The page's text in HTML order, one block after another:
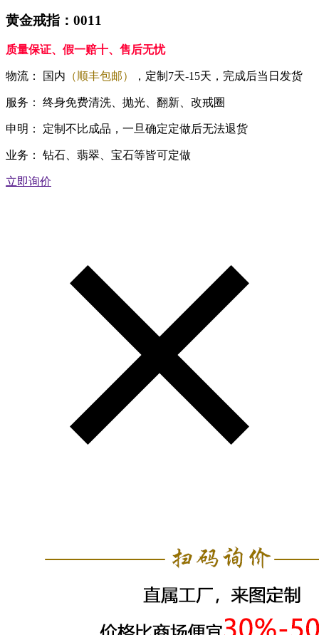
黄金戒指：0011
质量保证、假一赔十、售后无忧
物流： 国内 （顺丰包邮） ，定制7天-15天，完成后当日发货
服务： 终身免费清洗、抛光、翻新、改戒圈
申明： 定制不比成品，一旦确定定做后无法退货
业务： 钻石、翡翠、宝石等皆可定做
立即询价